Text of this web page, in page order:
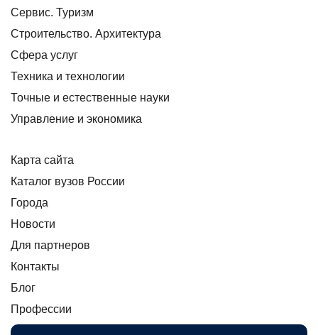
Сервис. Туризм
Строительство. Архитектура
Сфера услуг
Техника и технологии
Точные и естественные науки
Управление и экономика
Карта сайта
Каталог вузов России
Города
Новости
Для партнеров
Контакты
Блог
Профессии